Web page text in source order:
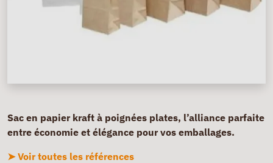
Sac en papier kraft à poignées plates, l’alliance parfaite
entre économie et élégance pour vos emballages.
➤ Voir toutes les références